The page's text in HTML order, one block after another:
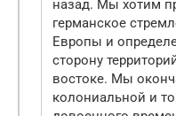
назад. Мы хотим
германское
Европы и
сторону
востоке. Мы
колониальной и